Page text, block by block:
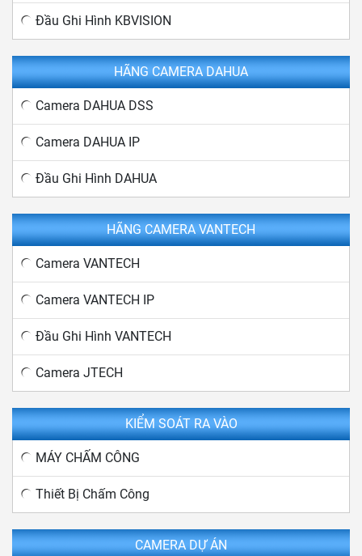
Đầu Ghi Hình KBVISION
HÃNG CAMERA DAHUA
Camera DAHUA DSS
Camera DAHUA IP
Đầu Ghi Hình DAHUA
HÃNG CAMERA VANTECH
Camera VANTECH
Camera VANTECH IP
Đầu Ghi Hình VANTECH
Camera JTECH
KIỂM SOÁT RA VÀO
MÁY CHẤM CÔNG
Thiết Bị Chấm Công
CAMERA DỰ ÁN